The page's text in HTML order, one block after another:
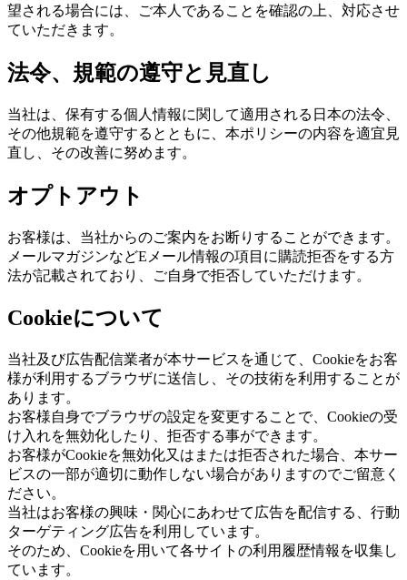
望される場合には、ご本人であることを確認の上、対応させ
ていただきます。
法令、規範の遵守と見直し
当社は、保有する個人情報に関して適用される日本の法令、
その他規範を遵守するとともに、本ポリシーの内容を適宜見
直し、その改善に努めます。
オプトアウト
お客様は、当社からのご案内をお断りすることができます。
メールマガジンなどEメール情報の項目に購読拒否をする方
法が記載されており、ご自身で拒否していただけます。
Cookieについて
当社及び広告配信業者が本サービスを通じて、Cookieをお客
様が利用するブラウザに送信し、その技術を利用することが
あります。
お客様自身でブラウザの設定を変更することで、Cookieの受
け入れを無効化したり、拒否する事ができます。
お客様がCookieを無効化又はまたは拒否された場合、本サー
ビスの一部が適切に動作しない場合がありますのでご留意く
ださい。
当社はお客様の興味・関心にあわせて広告を配信する、行動
ターゲティング広告を利用しています。
そのため、Cookieを用いて各サイトの利用履歴情報を収集し
ています。